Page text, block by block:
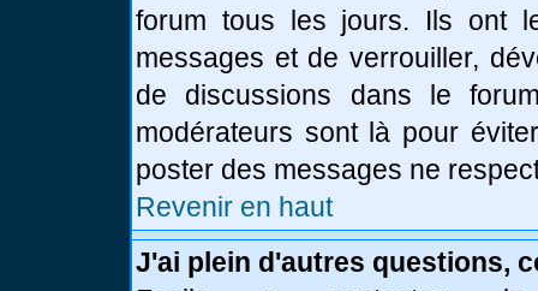
forum tous les jours. Ils ont
messages et de verrouiller,
de discussions dans le
modérateurs sont là pour
poster des messages ne
Revenir en haut
J'ai plein d'autres questions,